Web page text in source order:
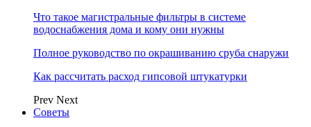
Что такое магистральные фильтры в системе
водоснабжения дома и кому они нужны
Полное руководство по окрашиванию сруба снаружи
Как рассчитать расход гипсовой штукатурки
Prev Next
Советы